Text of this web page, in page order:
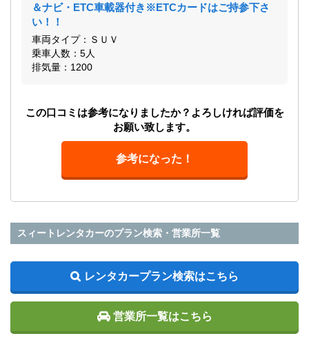
＆ナビ・ETC車載器付き※ETCカードはご持参下さ
い！！
車両タイプ：ＳＵＶ
乗車人数：5人
排気量：1200
この口コミは参考になりましたか？よろしければ評価を
お願い致します。
参考になった！
スィートレンタカーのプラン検索・営業所一覧
レンタカープラン検索はこちら
営業所一覧はこちら